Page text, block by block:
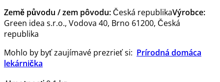
Země původu / zem pôvodu:Česká republikaVýrobce:
Green idea s.r.o., Vodova 40, Brno 61200, Česká
republika
Mohlo by byť zaujímavé prezrieť si: Prírodná domáca
lekárnička